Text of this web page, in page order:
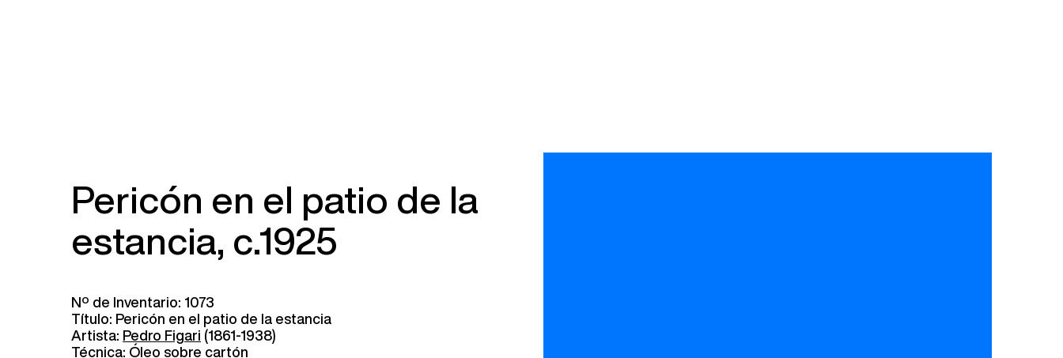
Pericón en el patio de la
estancia, c.1925
Nº de Inventario: 1073
Título: Pericón en el patio de la estancia
Artista: Pedro Figari (1861-1938)
Técnica: Óleo sobre cartón